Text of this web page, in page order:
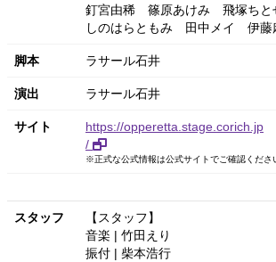
釘宮由稀
篠原あけみ 飛塚ちと
しのはらともみ
田中メイ 伊藤
脚本 ラサール石井
演出 ラサール石井
サイト
https://opperetta.stage.corich.jp
/
※正式な公式情報は公式サイトでご確認くださ
スタッフ
【スタッフ】
音楽 | 竹田えり
振付 | 柴本浩行